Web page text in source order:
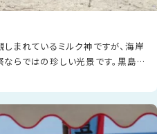
まれているミルク神ですが、海岸
らではの珍しい光景です。黒島で